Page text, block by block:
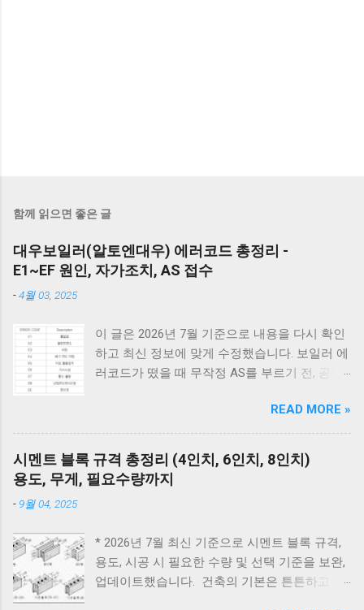
함께 읽으면 좋은 글
대우보일러(알토엔대우) 에러코드 총정리 -
E1~EF 원인, 자가조치, AS 접수
-4월 03, 2025
이 글은 2026년 7월 기준으로 내용을 다시 확인
하고 최신 정보에 맞게 수정했습니다. 보일러 에
러코드가 떴을 때 무작정 AS를 부르기 전, 공통
밸브가 열려 있는지, 2) 전원 플러그를 뽑았다가
5분 뒤 다시 꽂아보았는지(리셋), 3) 실내 온도
조절기의 설정이 올바른지 확인해보세요. 상세
코드는 아래에서 확인할 수 있습니다. E1부터 EF
까지 모든 대우보일러(알토엔대우) 에러코드의
드 E1~EF 원인과 해결법 (AS 전 자가점검, 수리
비) 🚨 잠깐! AS 부르기 전 이것만은 확인하세
요! 에러코드 E1 - 단수나 동파를 확인하세요.
READ MORE »
시멘트 블록 규격 총정리 (4인치, 6인치, 8인치)
용도, 무게, 필요수량까지
- 9월 04, 2025
* 2026년 7월 최신 기준으로 시멘트 블록 규격,
용도, 시공 시 필요한 수량 및 선택 기준을 보완,
업데이트했습니다. 건축의 기본은 튼튼하고 제